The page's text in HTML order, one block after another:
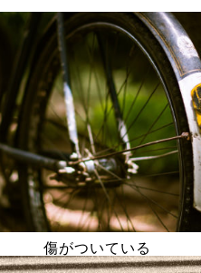
傷がついている